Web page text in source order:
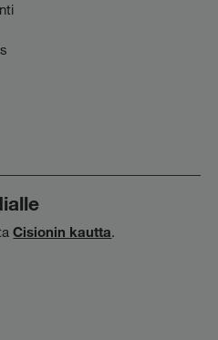
Cisionin kautta.